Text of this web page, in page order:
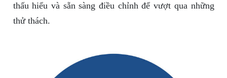
thấu hiểu và sẵn sàng điều chỉnh để vượt qua những
thử thách.